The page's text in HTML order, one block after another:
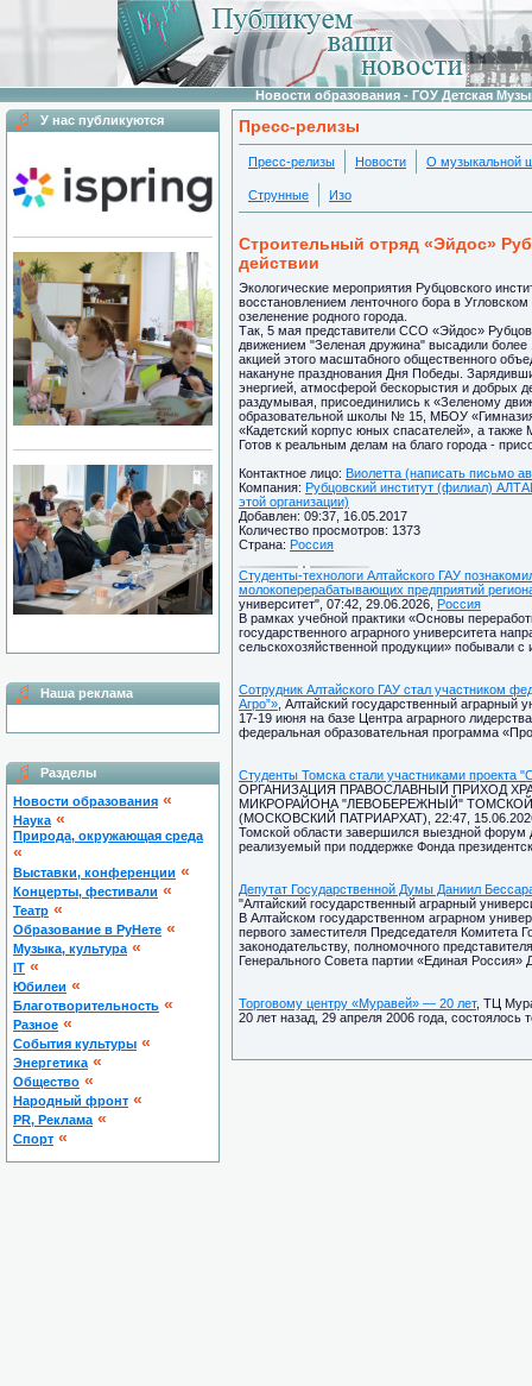
Новости образования - ГОУ Детская
У нас публикуются
Наша реклама
Разделы
Новости образования «
Наука «
Природа, окружающая среда
«
Выставки, конференции «
Концерты, фестивали «
Театр «
Образование в РуНете «
Музыка, культура «
IT «
Юбилеи «
Благотворительность «
Разное «
Cобытия культуры «
Энергетика «
Общество «
Народный фронт «
PR, Реклама «
Спорт «
Пресс-релизы
Пресс-релизы Новости О музыкальной
Струнные Изо
Строительный отряд «Эйдос»
действии
Экологические мероприятия Рубцовского
восстановлением ленточного бора в
озеленение родного города.
Так, 5 мая представители ССО «Эйдос»
движением "Зеленая дружина" высадили
акцией этого масштабного общественного
накануне празднования Дня Победы.
энергией, атмосферой бескорыстия и добрых
раздумывая, присоединились к «Зеленому
образовательной школы № 15, МБОУ
«Кадетский корпус юных спасателей», а
Готов к реальным делам на благо города -
Контактное лицо: Виолетта (написать письмо
Компания: Рубцовский институт (филиал)
этой организации)
Добавлен: 09:37, 16.05.2017
Количество просмотров: 1373
Страна: Россия
Студенты-технологи Алтайского ГАУ
молокоперерабатывающих предприятий
университет", 07:42, 29.06.2026, Россия
В рамках учебной практики «Основы
государственного аграрного университета
сельскохозяйственной продукции» побывали
Сотрудник Алтайского ГАУ стал участником
Агро”» , Алтайский государственный аграрный
17-19 июня на базе Центра аграрного
федеральная образовательная программа
Студенты Томска стали участниками проекта
ОРГАНИЗАЦИЯ ПРАВОСЛАВНЫЙ ПРИХОД
МИКРОРАЙОНА "ЛЕВОБЕРЕЖНЫЙ"
(МОСКОВСКИЙ ПАТРИАРХАТ), 22:47,
Томской области завершился выездной форум
реализуемый при поддержке Фонда
Депутат Государственной Думы Даниил
"Алтайский государственный аграрный
В Алтайском государственном аграрном
первого заместителя Председателя Комитета
законодательству, полномочного
Генерального Совета партии «Единая
Торговому центру «Муравей» — 20 лет, ТЦ
20 лет назад, 29 апреля 2006 года, состоялось